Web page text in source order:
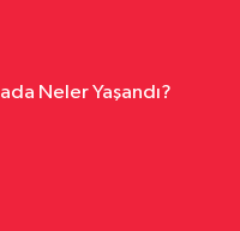
Neler Yaşandı?